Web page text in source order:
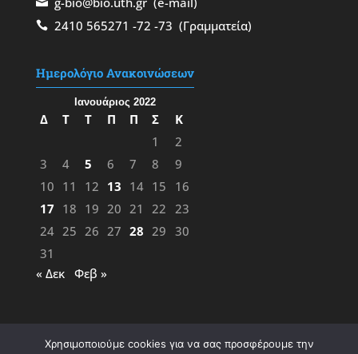
2410 565271 -72 -73 (Γραμματεία)
Ημερολόγιο Ανακοινώσεων
Ιανουάριος 2022
Δ Τ Τ Π Π Σ
Κ
1
2
3
4 5 6 7 8
9
10 11 12 13 14 15
16
17 18 19 20 21 22 23
24 25 26 27 28 29 30
31
« Δεκ
Φεβ »
Χρησιμοποιούμε cookies για να σας προσφέρουμε την